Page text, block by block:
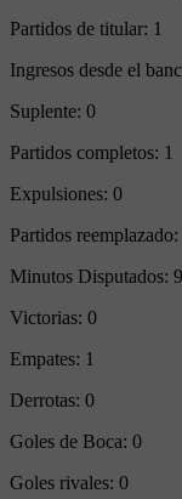
Partidos de titular: 1
Ingresos desde el
Suplente: 0
Partidos completos: 1
Expulsiones: 0
Partidos reemplazado:
Minutos Disputados:
Victorias: 0
Empates: 1
Derrotas: 0
Goles de Boca: 0
Goles rivales: 0